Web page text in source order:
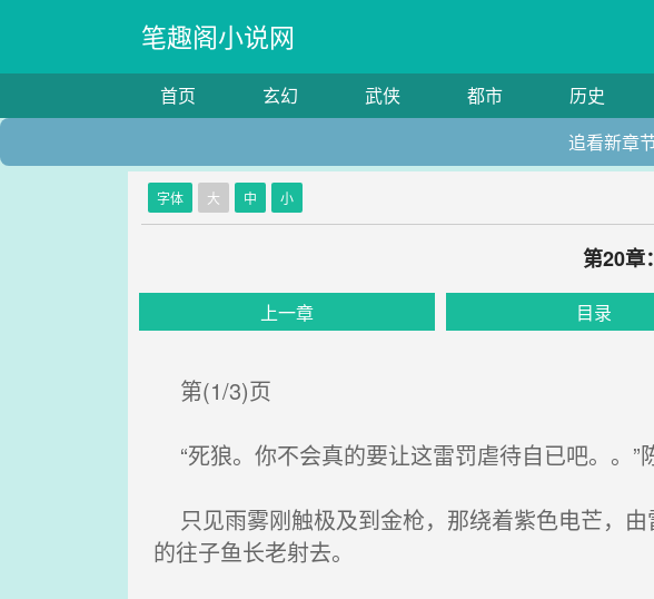
笔趣阁小说网
首页 玄幻 武侠 都市 历史
追看新章
字体 大 中 小
第20章
上一章 目录
第(1/3)页
“死狼。你不会真的要让这雷罚虐待自已吧。。”
只见雨雾刚触极及到金枪，那绕着紫色电芒，
的往子鱼长老射去。